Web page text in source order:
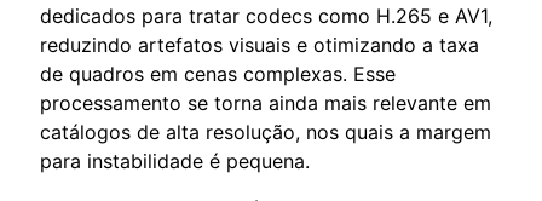
dedicados para tratar codecs como H.265 e AV1,
reduzindo artefatos visuais e otimizando a taxa
de quadros em cenas complexas. Esse
processamento se torna ainda mais relevante em
catálogos de alta resolução, nos quais a margem
para instabilidade é pequena.